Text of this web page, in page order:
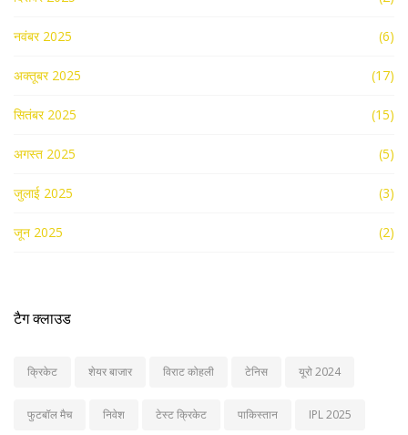
नवंबर 2025 (6)
अक्तूबर 2025 (17)
सितंबर 2025 (15)
अगस्त 2025 (5)
जुलाई 2025 (3)
जून 2025 (2)
टैग क्लाउड
क्रिकेट शेयर बाजार विराट कोहली टेनिस यूरो 2024
फुटबॉल मैच निवेश टेस्ट क्रिकेट पाकिस्तान IPL 2025